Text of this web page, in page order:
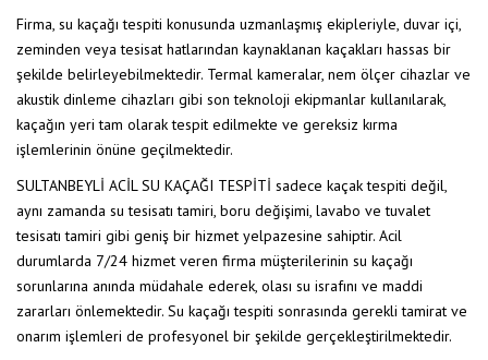
Firma, su kaçağı tespiti konusunda uzmanlaşmış ekipleriyle, duvar içi,
zeminden veya tesisat hatlarından kaynaklanan kaçakları hassas bir
şekilde belirleyebilmektedir. Termal kameralar, nem ölçer cihazlar ve
akustik dinleme cihazları gibi son teknoloji ekipmanlar kullanılarak,
kaçağın yeri tam olarak tespit edilmekte ve gereksiz kırma
işlemlerinin önüne geçilmektedir.
SULTANBEYLİ ACİL SU KAÇAĞI TESPİTİ sadece kaçak tespiti değil,
aynı zamanda su tesisatı tamiri, boru değişimi, lavabo ve tuvalet
tesisatı tamiri gibi geniş bir hizmet yelpazesine sahiptir. Acil
durumlarda 7/24 hizmet veren firma müşterilerinin su kaçağı
sorunlarına anında müdahale ederek, olası su israfını ve maddi
zararları önlemektedir. Su kaçağı tespiti sonrasında gerekli tamirat ve
onarım işlemleri de profesyonel bir şekilde gerçekleştirilmektedir.